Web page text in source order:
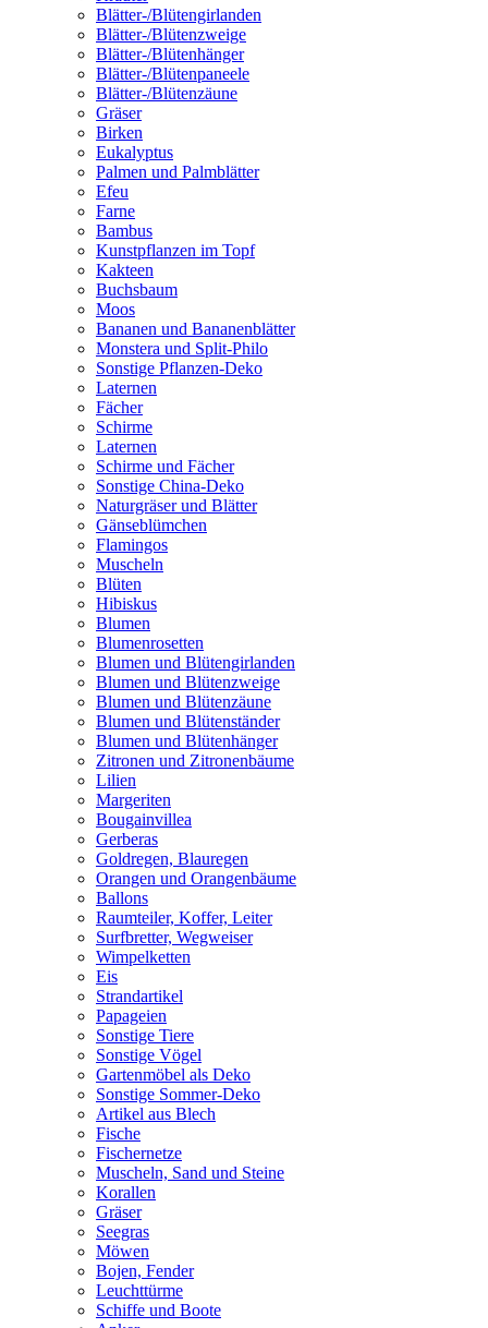
Blätter-/Blütengirlanden
Blätter-/Blütenzweige
Blätter-/Blütenhänger
Blätter-/Blütenpaneele
Blätter-/Blütenzäune
Gräser
Birken
Eukalyptus
Palmen und Palmblätter
Efeu
Farne
Bambus
Kunstpflanzen im Topf
Kakteen
Buchsbaum
Moos
Bananen und Bananenblätter
Monstera und Split-Philo
Sonstige Pflanzen-Deko
Laternen
Fächer
Schirme
Laternen
Schirme und Fächer
Sonstige China-Deko
Naturgräser und Blätter
Gänseblümchen
Flamingos
Muscheln
Blüten
Hibiskus
Blumen
Blumenrosetten
Blumen und Blütengirlanden
Blumen und Blütenzweige
Blumen und Blütenzäune
Blumen und Blütenständer
Blumen und Blütenhänger
Zitronen und Zitronenbäume
Lilien
Margeriten
Bougainvillea
Gerberas
Goldregen, Blauregen
Orangen und Orangenbäume
Ballons
Raumteiler, Koffer, Leiter
Surfbretter, Wegweiser
Wimpelketten
Eis
Strandartikel
Papageien
Sonstige Tiere
Sonstige Vögel
Gartenmöbel als Deko
Sonstige Sommer-Deko
Artikel aus Blech
Fische
Fischernetze
Muscheln, Sand und Steine
Korallen
Gräser
Seegras
Möwen
Bojen, Fender
Leuchttürme
Schiffe und Boote